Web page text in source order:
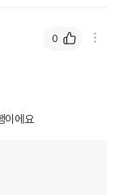
이에요
0